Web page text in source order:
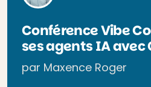
Conférence Vibe
ses agents IA avec
par Maxence Roger